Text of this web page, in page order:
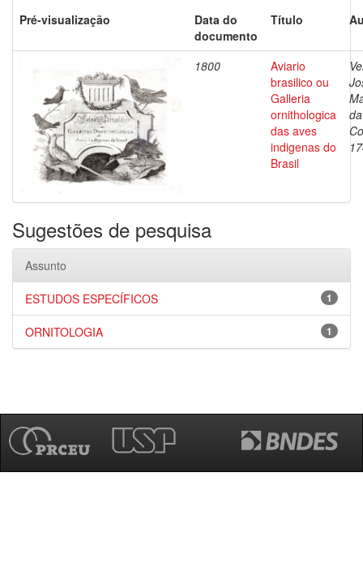
Pré-visualização
Data do
documento
Título
1800
Aviario
brasilico ou
Galleria
ornithologica
das aves
indigenas do
Brasil
da
Sugestões de pesquisa
Assunto
1
ESTUDOS ESPECÍFICOS
1
ORNITOLOGIA